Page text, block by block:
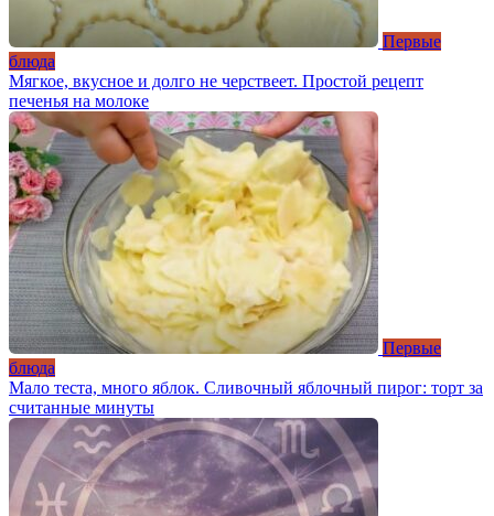
Первые
блюда
Мягкое, вкусное и долго не черствеет. Простой рецепт
печенья на молоке
Первые
блюда
Мало теста, много яблок. Сливочный яблочный пирог: торт за
считанные минуты